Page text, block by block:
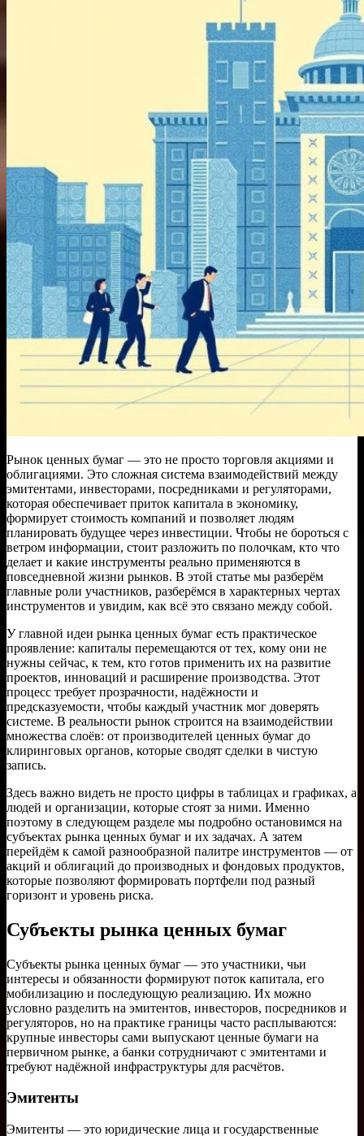
Рынок ценных бумаг — это не просто торговля акциями и
облигациями. Это сложная система взаимодействий между
эмитентами, инвесторами, посредниками и регуляторами,
которая обеспечивает приток капитала в экономику,
формирует стоимость компаний и позволяет людям
планировать будущее через инвестиции. Чтобы не бороться с
ветром информации, стоит разложить по полочкам, кто что
делает и какие инструменты реально применяются в
повседневной жизни рынков. В этой статье мы разберём
главные роли участников, разберёмся в характерных чертах
инструментов и увидим, как всё это связано между собой.
У главной идеи рынка ценных бумаг есть практическое
проявление: капиталы перемещаются от тех, кому они не
нужны сейчас, к тем, кто готов применить их на развитие
проектов, инноваций и расширение производства. Этот
процесс требует прозрачности, надёжности и
предсказуемости, чтобы каждый участник мог доверять
системе. В реальности рынок строится на взаимодействии
множества слоёв: от производителей ценных бумаг до
клиринговых органов, которые сводят сделки в чистую
запись.
Здесь важно видеть не просто цифры в таблицах и графиках, а
людей и организации, которые стоят за ними. Именно
поэтому в следующем разделе мы подробно остановимся на
субъектах рынка ценных бумаг и их задачах. А затем
перейдём к самой разнообразной палитре инструментов — от
акций и облигаций до производных и фондовых продуктов,
которые позволяют формировать портфели под разный
горизонт и уровень риска.
Субъекты рынка ценных бумаг
Субъекты рынка ценных бумаг — это участники, чьи
интересы и обязанности формируют поток капитала, его
мобилизацию и последующую реализацию. Их можно
условно разделить на эмитентов, инвесторов, посредников и
регуляторов, но на практике границы часто расплываются:
крупные инвесторы сами выпускают ценные бумаги на
первичном рынке, а банки сотрудничают с эмитентами и
требуют надёжной инфраструктуры для расчётов.
Эмитенты
Эмитенты — это юридические лица и государственные